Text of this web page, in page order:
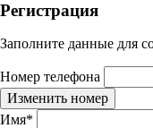
Регистрация
Заполните данные для
Номер телефона
Изменить номер
Имя*